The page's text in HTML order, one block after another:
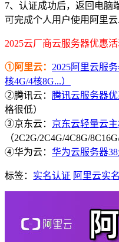
7、认证成功后，返回电脑
可完成个人用户使用阿里云
2025云厂商云服务器优惠活
①阿里云： 2025阿里云服
核4G/4核8G...）
②腾讯云： 腾讯云服务器
格很低）
③京东云： 京东云轻量云
（2C2G/2C4G/4C8G/
④华为云： 华为云服务器
标签： 实名认证 阿里云实